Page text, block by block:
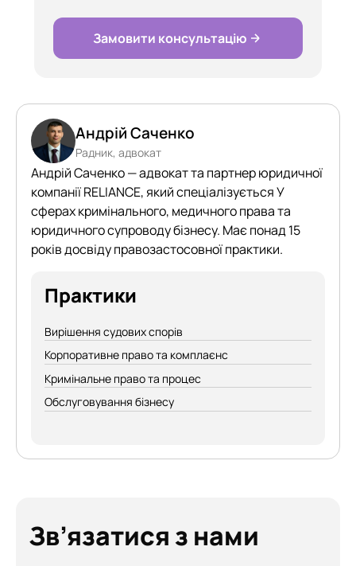
Замовити консультацію
Андрій Саченко
Радник, адвокат
Андрій Саченко — адвокат та партнер юридичної
компанії RELIANCE, який спеціалізується У
сферах кримінального, медичного права та
юридичного супроводу бізнесу. Має понад 15
років досвіду правозастосовної практики.
Практики
Вирішення судових спорів
Корпоративне право та комплаєнс
Кримінальне право та процес
Обслуговування бізнесу
Зв’язатися з нами